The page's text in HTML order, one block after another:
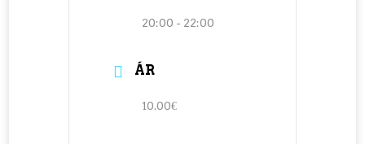
20:00 - 22:00
ÁR
10.00€